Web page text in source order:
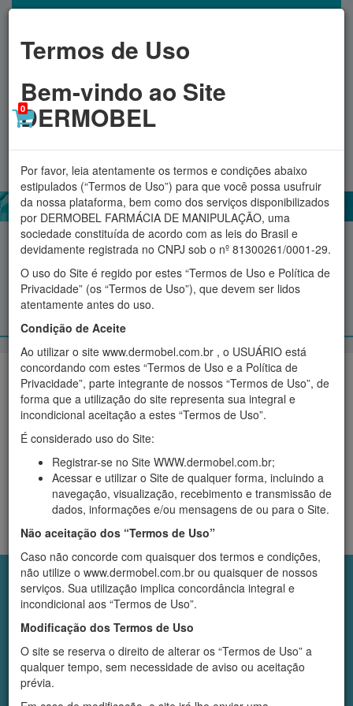
0
MINHA CONTA
Acessórios Aromatizadores Cosméticos Fitoterápicos
Proteção Solar Suplementos e produtos Naturais
Termos de Uso
Bem-vindo ao Site
DERMOBEL
Por favor, leia atentamente os termos e condições abaixo
estipulados (“Termos de Uso”) para que você possa usufruir
da nossa plataforma, bem como dos serviços disponibilizados
por DERMOBEL FARMÁCIA DE MANIPULAÇÃO, uma
sociedade constituída de acordo com as leis do Brasil e
devidamente registrada no CNPJ sob o nº 81300261/0001-29.
O uso do Site é regido por estes “Termos de Uso e Política de
Privacidade” (os “Termos de Uso”), que devem ser lidos
atentamente antes do uso.
Condição de Aceite
Ao utilizar o site www.dermobel.com.br , o USUÁRIO está
concordando com estes “Termos de Uso e a Política de
Privacidade”, parte integrante de nossos “Termos de Uso”, de
forma que a utilização do site representa sua integral e
incondicional aceitação a estes “Termos de Uso”.
É considerado uso do Site:
Registrar-se no Site WWW.dermobel.com.br;
Acessar e utilizar o Site de qualquer forma, incluindo a
navegação, visualização, recebimento e transmissão de
dados, informações e/ou mensagens de ou para o Site.
Não aceitação dos “Termos de Uso”
Caso não concorde com quaisquer dos termos e condições,
não utilize o www.dermobel.com.br ou quaisquer de nossos
serviços. Sua utilização implica concordância integral e
incondicional aos “Termos de Uso”.
Modificação dos Termos de Uso
O site se reserva o direito de alterar os “Termos de Uso” a
qualquer tempo, sem necessidade de aviso ou aceitação
prévia.
Início› Produtos
Cabelos
Filtrar
Sua busca não retornou nenhum resultado.
Institucional
Quem somos
Áreas de Atuação
Infra-estrutura
Atendimento Online
Políticas
Política de Devolução